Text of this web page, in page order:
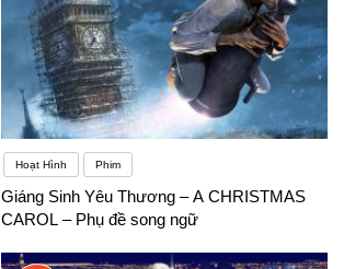
Hoạt Hình Phim
Giáng Sinh Yêu Thương – A CHRISTMAS
CAROL – Phụ đề song ngữ